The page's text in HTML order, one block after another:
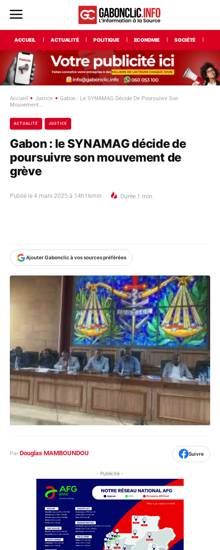
ACCUEIL ACTUALITÉ POLITIQUE ECONOMIE SOCIÉTÉ
Accueil Justice
Gabon : Le SYNAMAG Décide De Poursuivre Son
Mouvement...
ACTUALITÉ JUSTICE
Gabon : le SYNAMAG décide de
poursuivre son mouvement de
grève
Publié le 4 mars 2025 à 14h16min Durée 1 min.
Ajouter Gabonclic à vos sources préférées
Par Douglas MAMBOUNDOU Suivre
- Publicité -